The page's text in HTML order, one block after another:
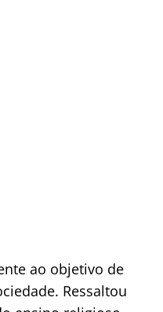
ao objetivo de
Ressaltou